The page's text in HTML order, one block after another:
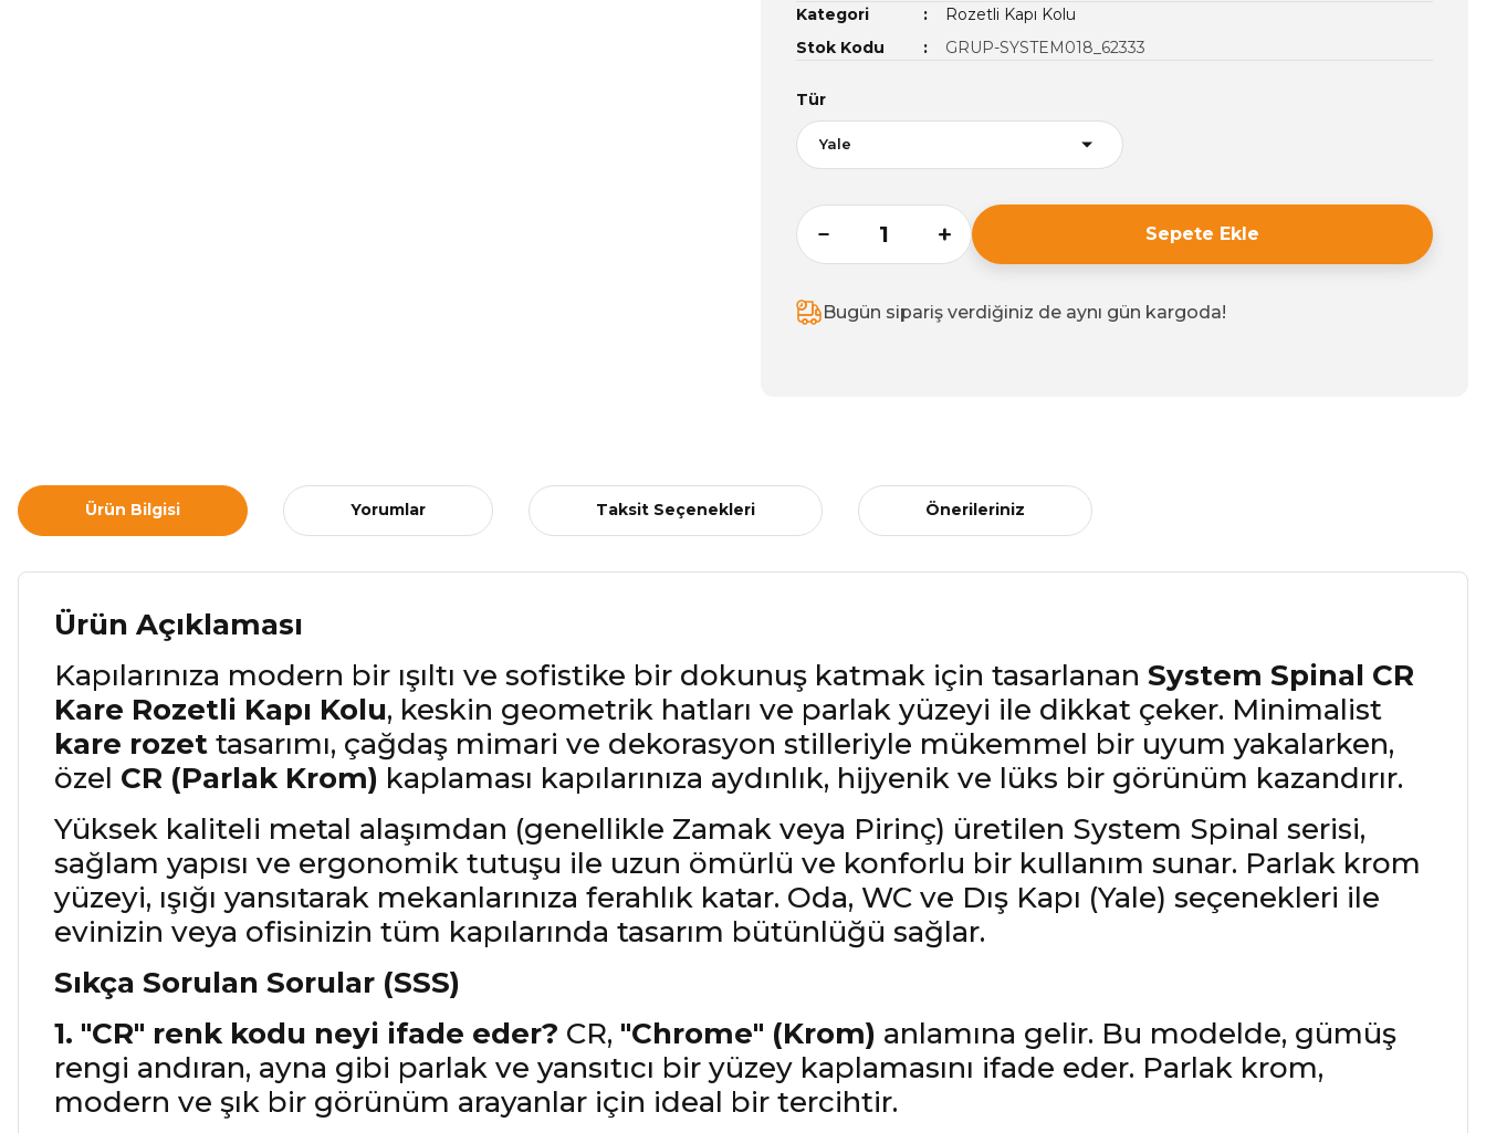
Kategori
Rozetli Kapı Kolu
Stok Kodu
GRUP-SYSTEM018_62333
Tür
Sepete Ekle
Bugün sipariş verdiğiniz de aynı gün kargoda!
Ürün Bilgisi Yorumlar Taksit Seçenekleri Önerileriniz
Ürün Açıklaması
Kapılarınıza modern bir ışıltı ve sofistike bir dokunuş katmak için tasarlanan System Spinal CR
Kare Rozetli Kapı Kolu, keskin geometrik hatları ve parlak yüzeyi ile dikkat çeker. Minimalist
kare rozet tasarımı, çağdaş mimari ve dekorasyon stilleriyle mükemmel bir uyum yakalarken,
özel CR (Parlak Krom) kaplaması kapılarınıza aydınlık, hijyenik ve lüks bir görünüm kazandırır.
Yüksek kaliteli metal alaşımdan (genellikle Zamak veya Pirinç) üretilen System Spinal serisi,
sağlam yapısı ve ergonomik tutuşu ile uzun ömürlü ve konforlu bir kullanım sunar. Parlak krom
yüzeyi, ışığı yansıtarak mekanlarınıza ferahlık katar. Oda, WC ve Dış Kapı (Yale) seçenekleri ile
evinizin veya ofisinizin tüm kapılarında tasarım bütünlüğü sağlar.
Sıkça Sorulan Sorular (SSS)
1. "CR" renk kodu neyi ifade eder? CR, "Chrome" (Krom) anlamına gelir. Bu modelde, gümüş
rengi andıran, ayna gibi parlak ve yansıtıcı bir yüzey kaplamasını ifade eder. Parlak krom,
modern ve şık bir görünüm arayanlar için ideal bir tercihtir.